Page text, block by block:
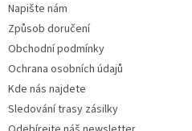
Napište nám
Způsob doručení
Obchodní podmínky
Ochrana osobních údajů
Kde nás najdete
Sledování trasy zásilky